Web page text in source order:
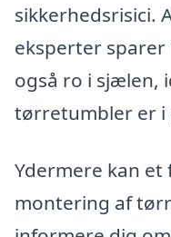
sikkerhedsrisici.
eksperter
også ro i sjælen,
tørretumbler er i
Ydermere kan et
montering af